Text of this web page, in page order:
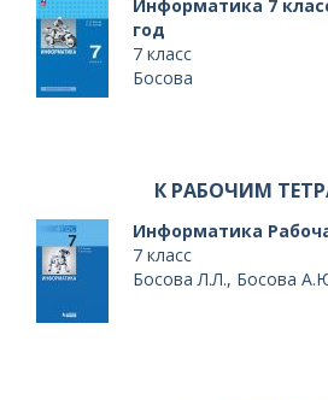
Информатика 7
год
7 класс
Босова
К РАБОЧИМ
Информатика
7 класс
Босова Л.Л., Босова